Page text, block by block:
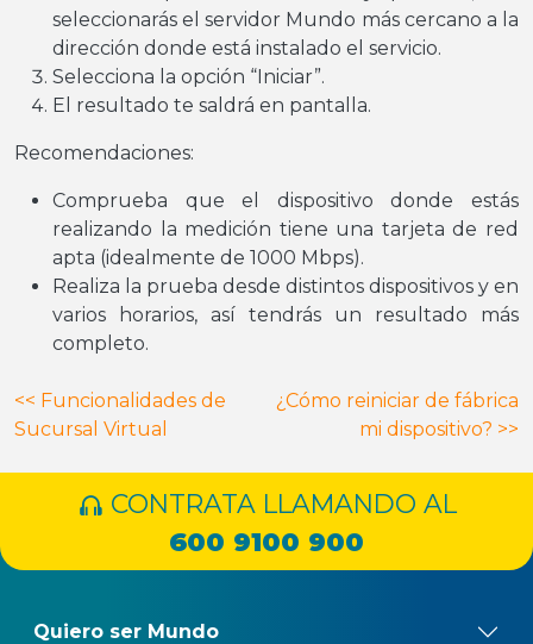
seleccionarás el servidor Mundo más cercano a la
dirección donde está instalado el servicio.
Selecciona la opción “Iniciar”.
El resultado te saldrá en pantalla.
Recomendaciones:
Comprueba que el dispositivo donde estás
realizando la medición tiene una tarjeta de red
apta (idealmente de 1000 Mbps).
Realiza la prueba desde distintos dispositivos y en
varios horarios, así tendrás un resultado más
completo.
Navegación
de
entradas
<< Funcionalidades de
Sucursal Virtual
¿Cómo reiniciar de fábrica
mi dispositivo? >>
CONTRATA LLAMANDO AL
600 9100 900
Quiero ser Mundo